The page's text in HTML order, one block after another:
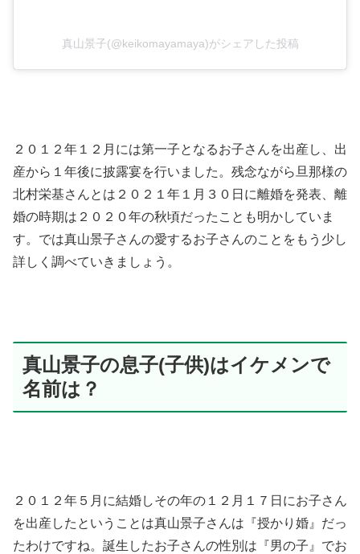
真山景子(@keikomayamaya)がシェアした投稿
２０１２年１２月には第一子となるお子さんを出産し、出
産から１年後に披露宴を行いました。残念ながら旦那様の
北村栄基さんとは２０２１年１月３０日に離婚を発表、離
婚の時期は２０２０年の秋頃だったことも明かしていま
す。では真山景子さんの愛するお子さんのことをもう少し
詳しく調べていきましょう。
真山景子の息子(子供)はイケメンで
名前は？
２０１２年５月に結婚しその年の１２月１７日にお子さん
を出産したということは真山景子さんは『授かり婚』だっ
たわけですね。誕生したお子さんの性別は『男の子』でお